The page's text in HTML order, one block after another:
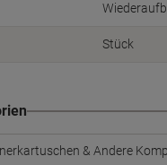
Stück
& Andere